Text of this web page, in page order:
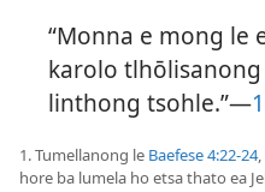
“Monna e mong le
karolo
linthong tsohle.”—
1. Tumellanong le Baefese 4:22-24
hore ba lumela ho etsa thato ea